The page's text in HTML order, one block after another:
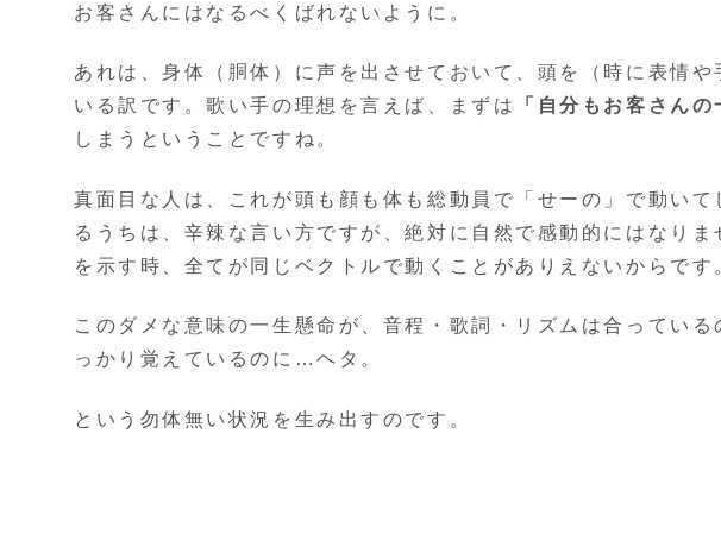
お客さんにはなるべくばれないように。
あれは、身体（胴体）に声を出させておいて、頭を（時に表情
いる訳です。歌い手の理想を言えば、まずは
「自分もお客さんの
しまうということですね。
真面目な人は、これが頭も顔も体も総動員で「せーの」で動い
るうちは、辛辣な言い方ですが、絶対に自然で感動的にはなり
を示す時、全てが同じベクトルで動くことがありえないからです
このダメな意味の一生懸命が、音程・歌詞・リズムは合ってい
っかり覚えているのに…ヘタ。
という勿体無い状況を生み出すのです。